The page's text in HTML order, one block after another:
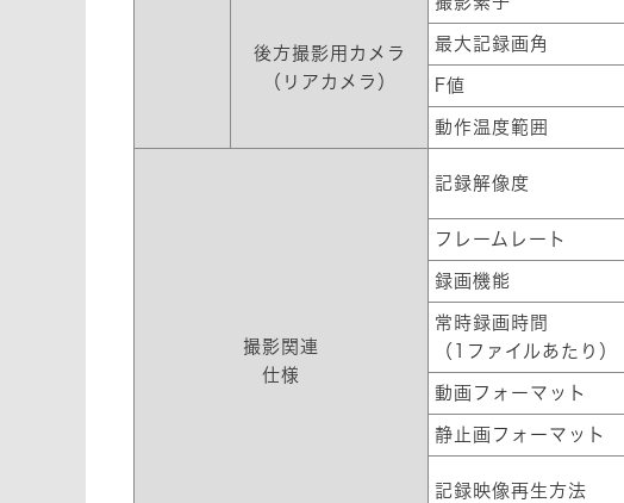
後方撮影用カメラ
（リアカメラ）
最大記録画角
F値
動作温度範囲
撮影関連
仕様
記録解像度
フレームレート
録画機能
常時録画時間
（1ファイルあたり）
動画フォーマット
静止画フォーマット
記録映像再生方法